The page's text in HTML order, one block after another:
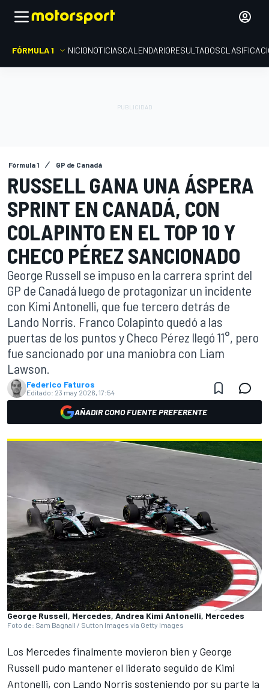
FÓRMULA 1 INICIONOTICIASCALENDARIORESULTADOS
Fórmula 1 GP de Canadá
RUSSELL GANA UNA ÁSPERA
SPRINT EN CANADÁ, CON
COLAPINTO EN EL TOP 10 Y
CHECO PÉREZ SANCIONADO
George Russell se impuso en la carrera sprint del
GP de Canadá luego de protagonizar un incidente
con Kimi Antonelli, que fue tercero detrás de
Lando Norris. Franco Colapinto quedó a las
puertas de los puntos y Checo Pérez llegó 11°, pero
fue sancionado por una maniobra con Liam
Lawson.
Federico Faturos
Editado: 23 may 2026, 17:54
AÑADIR COMO FUENTE PREFERENTE
George Russell, Mercedes, Andrea Kimi Antonelli, Mercedes
Foto de: Sam Bagnall / Sutton Images via Getty Images
Los Mercedes finalmente movieron bien y George
Russell pudo mantener el liderato seguido de Kimi
Antonelli, con Lando Norris sosteniendo por su parte la